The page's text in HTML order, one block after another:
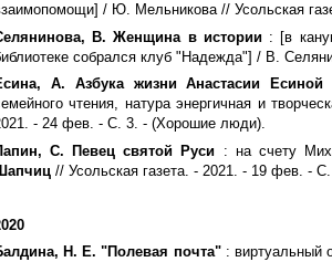
/ Ю. Мельникова // Усольская
В. Женщина в истории: [в
собрался клуб "Надежда"] / В.
А. Азбука жизни Анастасии Есиной
чтения, натура энергичная и
- 24 фев. - С. 3. - (Хорошие люди).
С. Певец святой Руси : на счету
// Усольская газета. - 2021. - 19 фев. -
Н. Е. "Полевая почта": виртуальный